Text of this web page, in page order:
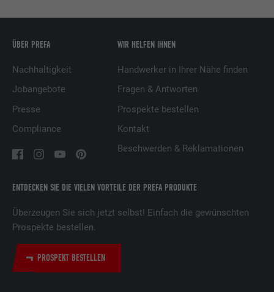
ENTDECKEN SIE DIE VIELEN VORTEILE DER PREFA PRODUKTE
Überzeugen Sie sich jetzt selbst! Einfach die gewünschten
Prospekte bestellen.
PROSPEKT BESTELLEN
ÜBER PREFA
Nachhaltigkeit
Jobangebote
Presse
Compliance
WIR HELFEN IHNEN
Handwerker in Ihrer Nähe finden
Fragen & Antworten
Prospekte bestellen
Kontakt
Beschwerden & Reklamationen
Laufzeit
Zweck
Registriert eine eindeutige ID auf mobilen
Geräten, um Tracking basierend auf dem
ermöglichen.
Laufzeit 179 Tage
Zweck YouTube-Bandbreitenmessung